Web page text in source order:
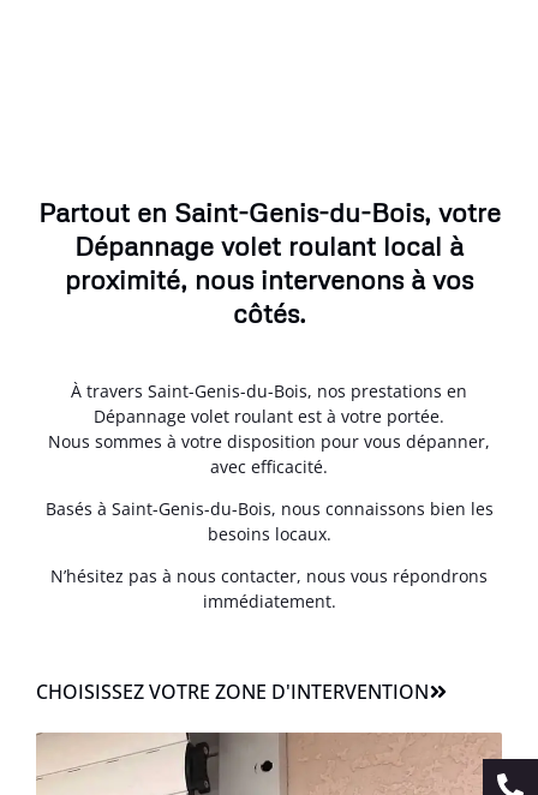
Partout en Saint-Genis-du-Bois, votre
Dépannage volet roulant local à
proximité, nous intervenons à vos
côtés.
À travers Saint-Genis-du-Bois, nos prestations en
Dépannage volet roulant est à votre portée.
Nous sommes à votre disposition pour vous dépanner,
avec efficacité.
Basés à Saint-Genis-du-Bois, nous connaissons bien les
besoins locaux.
N’hésitez pas à nous contacter, nous vous répondrons
immédiatement.
CHOISISSEZ VOTRE ZONE D'INTERVENTION